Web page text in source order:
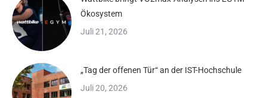
Ökosystem
Juli 21, 2026
„Tag der offenen Tür“ an der IST-Hochschule
Juli 20, 2026